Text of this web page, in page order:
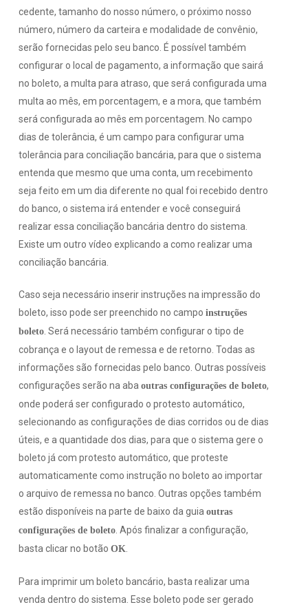
cedente, tamanho do nosso número, o próximo nosso
número, número da carteira e modalidade de convênio,
serão fornecidas pelo seu banco. É possível também
configurar o local de pagamento, a informação que sairá
no boleto, a multa para atraso, que será configurada uma
multa ao mês, em porcentagem, e a mora, que também
será configurada ao mês em porcentagem. No campo
dias de tolerância, é um campo para configurar uma
tolerância para conciliação bancária, para que o sistema
entenda que mesmo que uma conta, um recebimento
seja feito em um dia diferente no qual foi recebido dentro
do banco, o sistema irá entender e você conseguirá
realizar essa conciliação bancária dentro do sistema.
Existe um outro vídeo explicando a como realizar uma
conciliação bancária.
Caso seja necessário inserir instruções na impressão do
boleto, isso pode ser preenchido no campo instruções
boleto. Será necessário também configurar o tipo de
cobrança e o layout de remessa e de retorno. Todas as
informações são fornecidas pelo banco. Outras possíveis
configurações serão na aba outras configurações de boleto,
onde poderá ser configurado o protesto automático,
selecionando as configurações de dias corridos ou de dias
úteis, e a quantidade dos dias, para que o sistema gere o
boleto já com protesto automático, que proteste
automaticamente como instrução no boleto ao importar
o arquivo de remessa no banco. Outras opções também
estão disponíveis na parte de baixo da guia outras
configurações de boleto. Após finalizar a configuração,
basta clicar no botão OK
Para imprimir um boleto bancário, basta realizar uma
venda dentro do sistema. Esse boleto pode ser gerado